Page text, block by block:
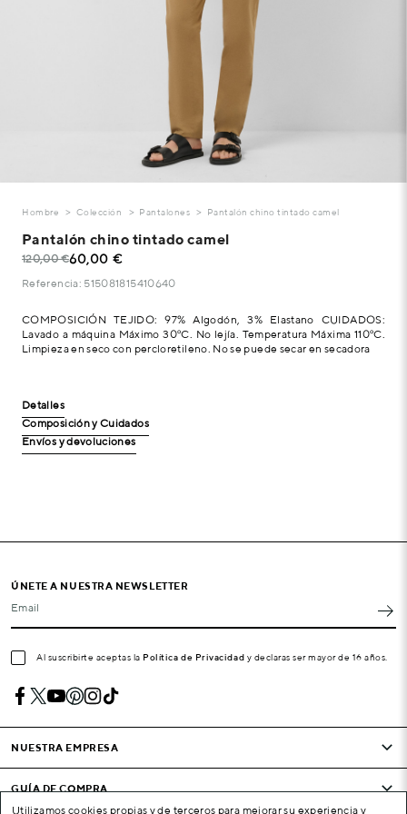
Hombre Colección Pantalones Pantalón chino tintado camel
Pantalón chino tintado camel
120,00 €60,00 €
Referencia: 515081815410640
COMPOSICIÓN TEJIDO: 97% Algodón, 3% Elastano CUIDADOS:
Lavado a máquina Máximo 30ºC. No lejía. Temperatura Máxima 110ºC.
Limpieza en seco con percloretileno. No se puede secar en secadora
Detalles
Composición y Cuidados
Envíos y devoluciones
ÚNETE A NUESTRA NEWSLETTER
Email
Al suscribirte aceptas la Política de Privacidad y declaras ser mayor de 16 años.
NUESTRA EMPRESA
GUÍA DE COMPRA
Utilizamos cookies propias y de terceros para mejorar su experiencia y